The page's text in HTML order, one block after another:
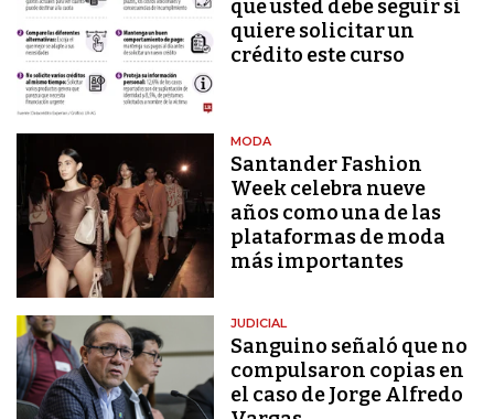
que usted debe seguir si
quiere solicitar un
crédito este curso
MODA
Santander Fashion
Week celebra nueve
años como una de las
plataformas de moda
más importantes
JUDICIAL
Sanguino señaló que no
compulsaron copias en
el caso de Jorge Alfredo